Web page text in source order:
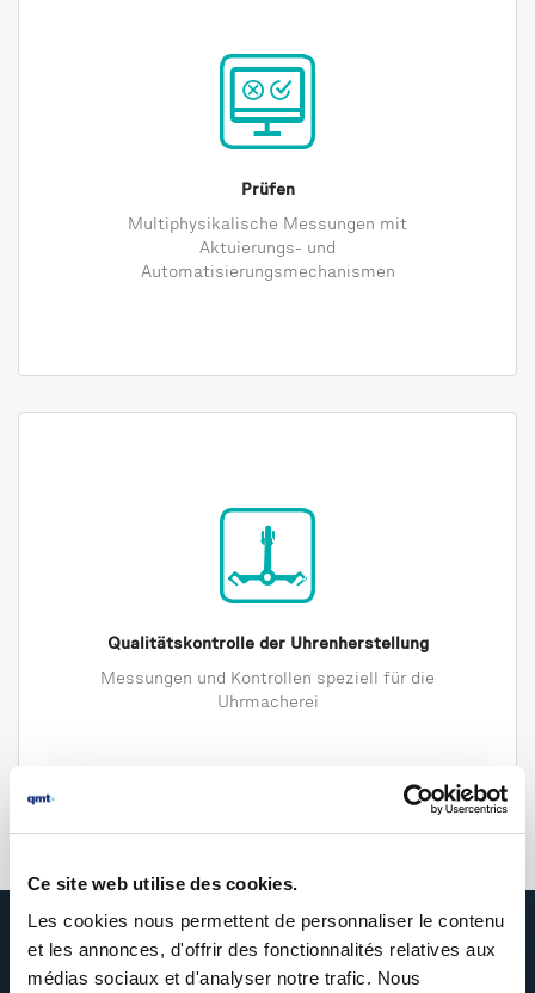
Ce site web utilise des cookies.
Les cookies nous permettent de personnaliser le contenu
et les annonces, d'offrir des fonctionnalités relatives aux
médias sociaux et d'analyser notre trafic. Nous
Prüfen
Multiphysikalische Messungen mit
Aktuierungs- und
Automatisierungsmechanismen
Qualitätskontrolle der Uhrenherstellung
Messungen und Kontrollen speziell für die
Uhrmacherei
Mehr als 35 Jahre Geschichte